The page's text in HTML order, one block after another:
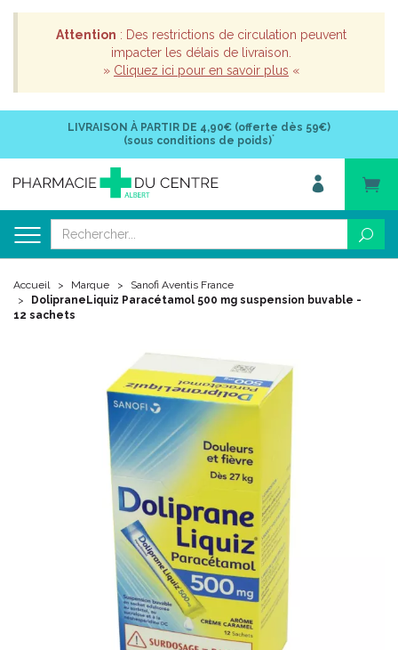
Attention : Des restrictions de circulation peuvent
impacter les délais de livraison.
» Cliquez ici pour en savoir plus «
LIVRAISON À PARTIR DE 4,90€ (offerte dès 59€)
(sous conditions de poids)*
Accueil Marque
Sanofi Aventis France
DolipraneLiquiz Paracétamol 500 mg suspension buvable -
12 sachets